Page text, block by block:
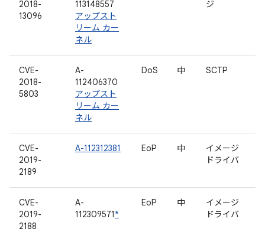
2018-
13096
113148557
アップスト
リーム カー
ネル
ジ
CVE-
2018-
5803
A-
112406370
アップスト
リーム カー
ネル
DoS 中 SCTP
CVE-
2019-
2189
A-112312381 EoP 中
イメージ
ドライバ
CVE-
2019-
2188
A-
112309571*
EoP 中
イメージ
ドライバ